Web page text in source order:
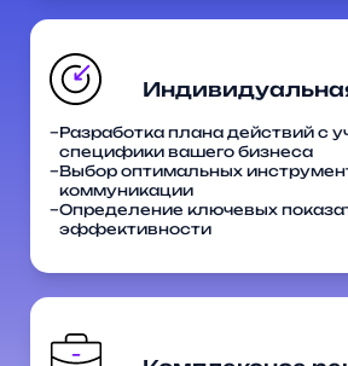
Разработка плана действий с
специфики вашего бизнеса
Выбор оптимальных
коммуникации
Определение ключевых
эффективности